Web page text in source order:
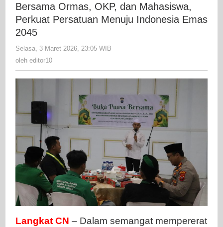
Puasa
Bersama
Emas
Bersama Ormas, OKP, dan Mahasiswa,
Perkuat Persatuan Menuju Indonesia Emas
2045
Selasa, 3 Maret 2026, 23:05 WIB
oleh editor10
Langkat CN – Dalam semangat mempererat